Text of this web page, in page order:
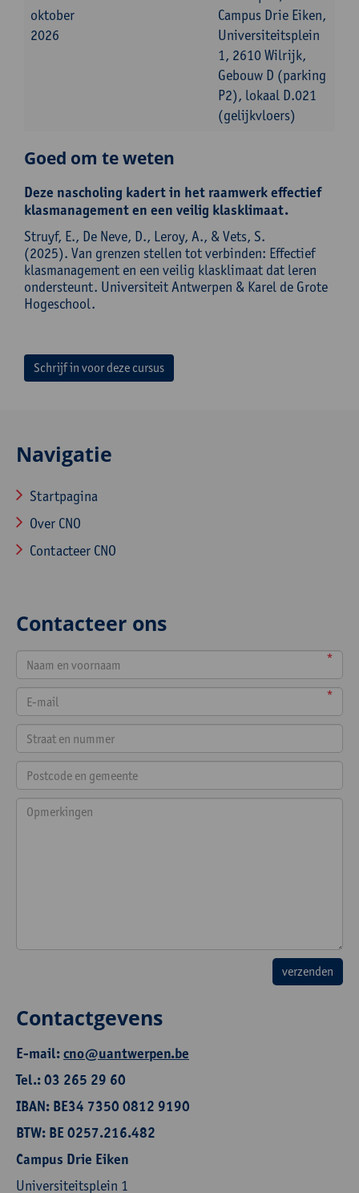
oktober
2026
Campus Drie Eiken,
Universiteitsplein
1, 2610 Wilrijk,
Gebouw D (parking
P2), lokaal D.021
(gelijkvloers)
Goed om te weten
Deze nascholing kadert in het raamwerk effectief
klasmanagement en een veilig klasklimaat.
Struyf, E., De Neve, D., Leroy, A., & Vets, S.
(2025). Van grenzen stellen tot verbinden: Effectief
klasmanagement en een veilig klasklimaat dat leren
ondersteunt. Universiteit Antwerpen & Karel de Grote
Hogeschool.
Schrijf in voor deze cursus
Navigatie
Startpagina
Over CNO
Contacteer CNO
Contacteer ons
*
*
Contactgevens
E-mail:cno@uantwerpen.be
Tel.: 03 265 29 60
IBAN: BE34 7350 0812 9190
BTW: BE 0257.216.482
Campus Drie Eiken
Universiteitsplein 1